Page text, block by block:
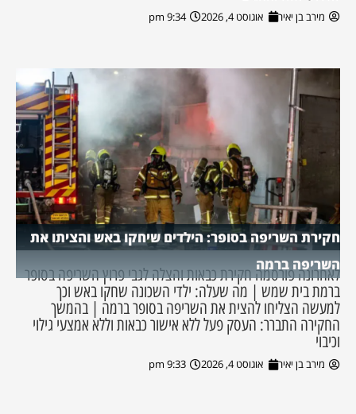
מירב בן יאיר אוגוסט 4, 2026 9:34 pm
חקירת השריפה בסופר: הילדים שיחקו באש והציתו את
השריפה ברמה
לאחרונה פורסמה חקירת כבאות והצלה לגבי פרוץ השריפה בסופר
ברמת בית שמש | מה שעלה: ילדי השכונה שחקו באש וכך
למעשה הצליחו להצית את השריפה בסופר ברמה | בהמשך
החקירה התברר: העסק פעל ללא אישור כבאות וללא אמצעי גילוי
וכיבוי
מירב בן יאיר אוגוסט 4, 2026 9:33 pm